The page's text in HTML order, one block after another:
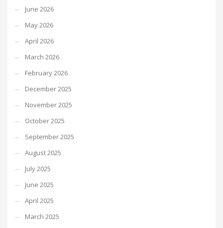
June 2026
May 2026
April 2026
March 2026
February 2026
December 2025
November 2025
October 2025
September 2025
August 2025
July 2025
June 2025
April 2025
March 2025